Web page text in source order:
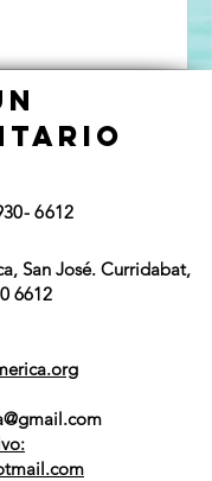
6612
San José. Curridabat,
6612
@gmail.com